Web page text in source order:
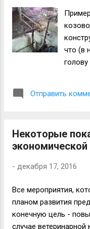
что (в
в
Отправить
Некоторые
- декабря 17, 2016
Все мероприятия,
планом развития
конечную цель -
случае ветеринарной